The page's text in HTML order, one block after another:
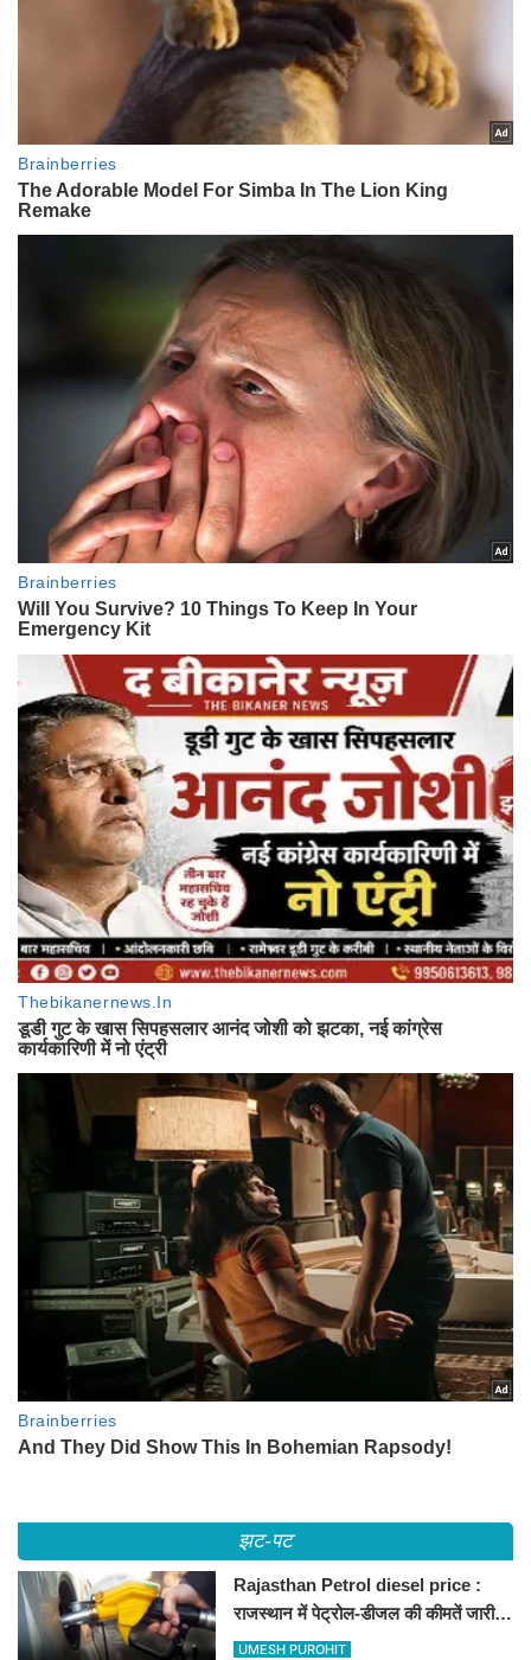
झट-पट
Rajasthan Petrol diesel price :
राजस्थान में पेट्रोल-डीजल की कीमतें जारी,
जानिए बीकानेर समेत पुरे प्रदेश में नए रेट
UMESH PUROHIT